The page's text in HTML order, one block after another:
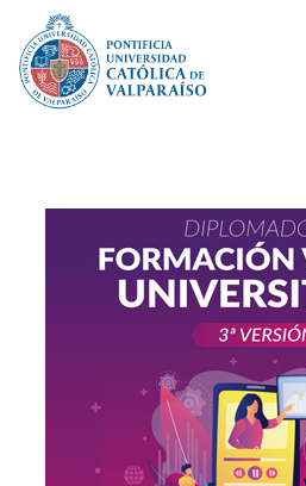
PUCV Internacional
Vinculación con el Medio
Postgrado